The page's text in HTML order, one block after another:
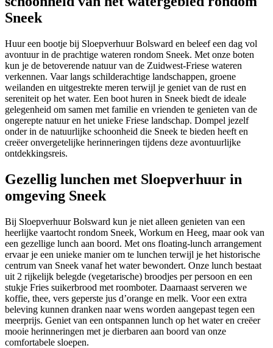
Sneek
Huur een bootje bij Sloepverhuur Bolsward en beleef een dag vol
avontuur in de prachtige wateren rondom Sneek. Met onze boten
kun je de betoverende natuur van de Zuidwest-Friese wateren
verkennen. Vaar langs schilderachtige landschappen, groene
weilanden en uitgestrekte meren terwijl je geniet van de rust en
sereniteit op het water. Een boot huren in Sneek biedt de ideale
gelegenheid om samen met familie en vrienden te genieten van de
ongerepte natuur en het unieke Friese landschap. Dompel jezelf
onder in de natuurlijke schoonheid die Sneek te bieden heeft en
creëer onvergetelijke herinneringen tijdens deze avontuurlijke
ontdekkingsreis.
Gezellig lunchen met Sloepverhuur in
omgeving Sneek
Bij Sloepverhuur Bolsward kun je niet alleen genieten van een
heerlijke vaartocht rondom Sneek, Workum en Heeg, maar ook van
een gezellige lunch aan boord. Met ons floating-lunch arrangement
ervaar je een unieke manier om te lunchen terwijl je het historische
centrum van Sneek vanaf het water bewondert. Onze lunch bestaat
uit 2 rijkelijk belegde (vegetarische) broodjes per persoon en een
stukje Fries suikerbrood met roomboter. Daarnaast serveren we
koffie, thee, vers geperste jus d’orange en melk. Voor een extra
beleving kunnen dranken naar wens worden aangepast tegen een
meerprijs. Geniet van een ontspannen lunch op het water en creëer
mooie herinneringen met je dierbaren aan boord van onze
comfortabele sloepen.